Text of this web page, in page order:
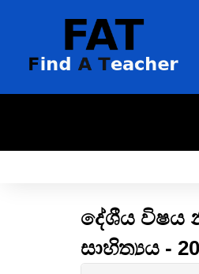
දේශීය විෂය
සාහිත්‍යය -